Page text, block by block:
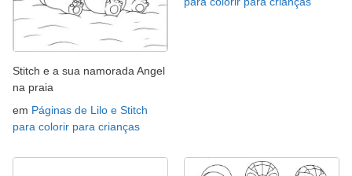
Stitch e a sua namorada Angel
na praia
em Páginas de Lilo e Stitch
para colorir para crianças